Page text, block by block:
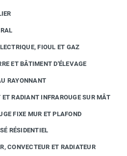
FIOUL ET GAZ
ET BÂTIMENT D'ÉLEVAGE
RAYONNANT
RADIANT INFRAROUGE SUR MÂT
FIXE MUR ET PLAFOND
RÉSIDENTIEL
CONVECTEUR ET RADIATEUR